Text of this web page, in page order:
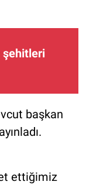
şehitleri
başkan
ettiğimiz